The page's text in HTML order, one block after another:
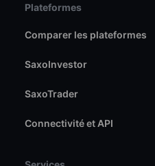
Plateformes
Comparer les plateformes
SaxoInvestor
SaxoTrader
Connectivité et API